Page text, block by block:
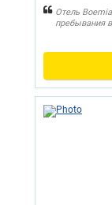
Отель
пребывания